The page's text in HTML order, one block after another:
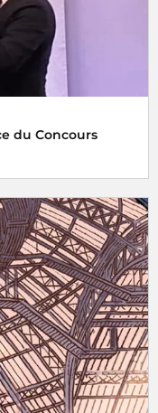
du Concours
du concours
son entreprise